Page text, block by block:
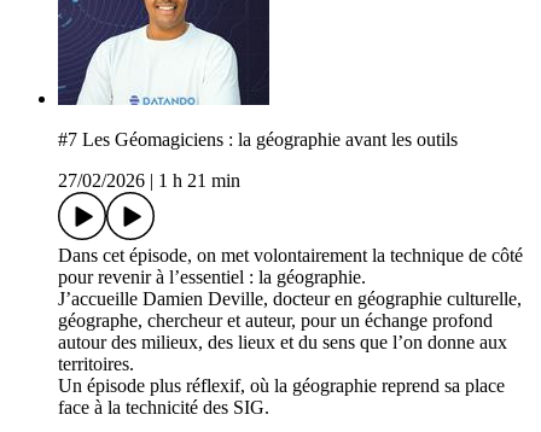
#7 Les Géomagiciens : la géographie avant les outils
27/02/2026
1 h 21 min
Dans cet épisode, on met volontairement la technique de côté
pour revenir à l’essentiel : la géographie.
J’accueille Damien Deville, docteur en géographie culturelle,
géographe, chercheur et auteur, pour un échange profond
autour des milieux, des lieux et du sens que l’on donne aux
territoires.
Un épisode plus réflexif, où la géographie reprend sa place
face à la technicité des SIG.